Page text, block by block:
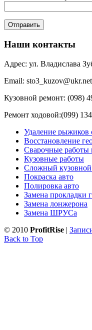
Наши контакты
Адрес: ул. Владислава
Email: sto3_kuzov@ukr.net
Кузовной ремонт: (098)
Ремонт ходовой:(099)
Удаление рыжиков
Восстановление
Сварочные работы
Кузовные работы
Сложный
Покраска авто
Полировка авто
Замена прокладки
Замена лонжерона
Замена ШРУСа
© 2010 ProfitRise |
Back to Top